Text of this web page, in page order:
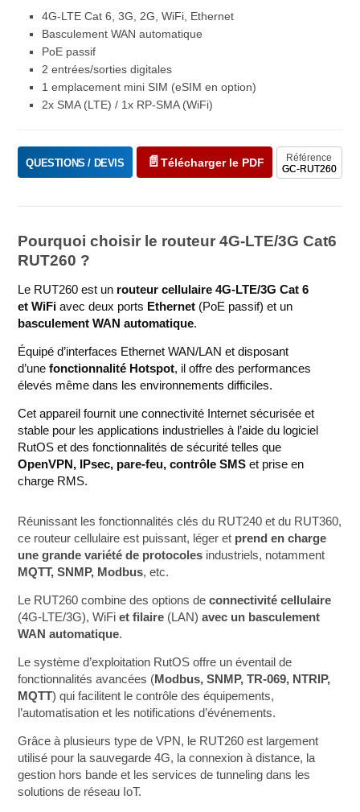
4G-LTE Cat 6, 3G, 2G, WiFi, Ethernet
Basculement WAN automatique
PoE passif
2 entrées/sorties digitales
1 emplacement mini SIM (eSIM en option)
2x SMA (LTE) / 1x RP-SMA (WiFi)
Référence
GC-RUT260
QUESTIONS / DEVIS Télécharger le PDF
Pourquoi choisir le routeur 4G-LTE/3G Cat6
RUT260 ?
Le RUT260 est un routeur cellulaire 4G-LTE/3G Cat 6
etWiFi avec deux ports Ethernet (PoE passif) et un
basculement WAN automatique.
Équipé d’interfaces Ethernet WAN/LAN et disposant
d’une fonctionnalité Hotspot, il offre des performances
élevés même dans les environnements difficiles.
Cet appareil fournit une connectivité Internet sécurisée et
stable pour les applications industrielles à l’aide du logiciel
RutOS et des fonctionnalités de sécurité telles que
OpenVPN, IPsec, pare-feu, contrôle SMS et prise en
charge RMS.
Réunissant les fonctionnalités clés du RUT240 et du RUT360,
ce routeur cellulaire est puissant, léger et prend en charge
une grande variété de protocoles industriels, notamment
MQTT, SNMP, Modbus, etc.
Le RUT260 combine des options deconnectivité cellulaire
(4G-LTE/3G), WiFi et filaire (LAN)avec un basculement
WAN automatique.
Le système d’exploitation RutOS offre un éventail de
fonctionnalités avancées (Modbus, SNMP, TR-069, NTRIP,
MQTT) qui facilitent le contrôle des équipements,
l’automatisation et les notifications d’événements.
Grâce à plusieurs type de VPN, le RUT260 est largement
utilisé pour la sauvegarde 4G, la connexion à distance, la
gestion hors bande et les services de tunneling dans les
solutions de réseau IoT.